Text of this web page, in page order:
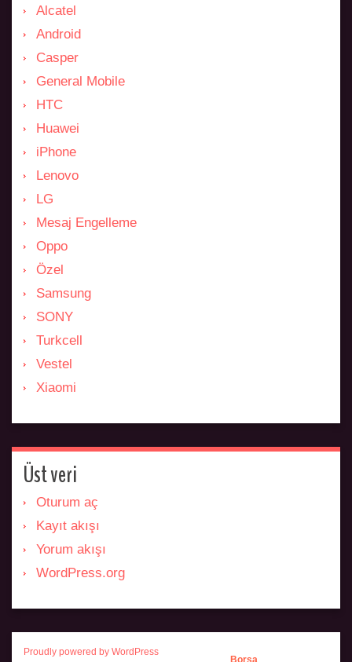
Alcatel
Android
Casper
General Mobile
HTC
Huawei
iPhone
Lenovo
LG
Mesaj Engelleme
Oppo
Özel
Samsung
SONY
Turkcell
Vestel
Xiaomi
Üst veri
Oturum aç
Kayıt akışı
Yorum akışı
WordPress.org
Proudly powered by WordPress
Borsa